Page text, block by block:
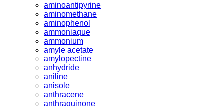
aminoantipyrine
aminomethane
aminophenol
ammoniaque
ammonium
amyle acetate
amylopectine
anhydride
aniline
anisole
anthracene
anthraquinone